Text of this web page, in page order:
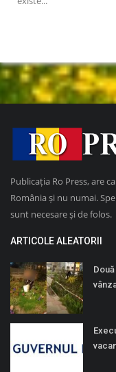
Publicația Ro Press, are
România și nu numai.
sunt necesare și de folos.
ARTICOLE ALEATORII